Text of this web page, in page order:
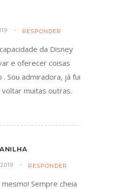
RESPONDER
da Disney
e oferecer coisas
Sou admiradora, já fui
muitas outras.
RESPONDER
Sempre cheia